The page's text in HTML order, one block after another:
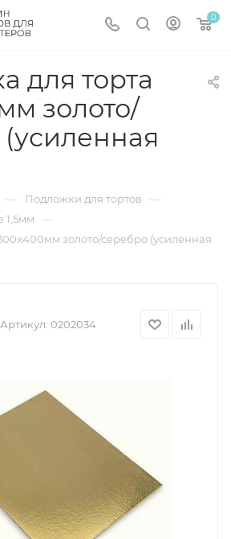
0
для торта
золото/
— Подложки для тортов —
1,5мм —
золото/серебро (усиленная
Артикул: 0202034